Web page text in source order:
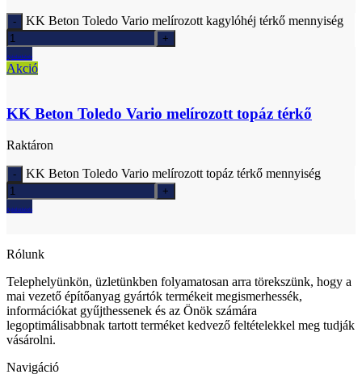
KK Beton Toledo Vario melírozott kagylóhéj térkő mennyiség
Ajánlatkérés
Akció
KK Beton Toledo Vario melírozott topáz térkő
Raktáron
KK Beton Toledo Vario melírozott topáz térkő mennyiség
Ajánlatkérés
Rólunk
Telephelyünkön, üzletünkben folyamatosan arra törekszünk, hogy a
mai vezető építőanyag gyártók termékeit megismerhessék,
információkat gyűjthessenek és az Önök számára
legoptimálisabbnak tartott terméket kedvező feltételekkel meg tudják
vásárolni.
Navigáció